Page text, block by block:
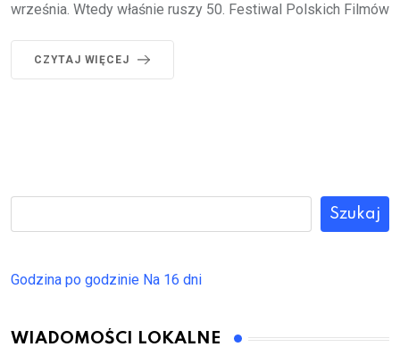
września. Wtedy właśnie ruszy 50. Festiwal Polskich Filmów
CZYTAJ WIĘCEJ
Szukaj
Godzina po godzinie Na 16 dni
WIADOMOŚCI LOKALNE